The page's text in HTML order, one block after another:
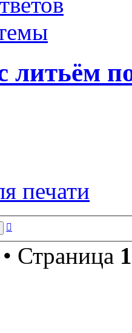
литьём
печати
Страница 1